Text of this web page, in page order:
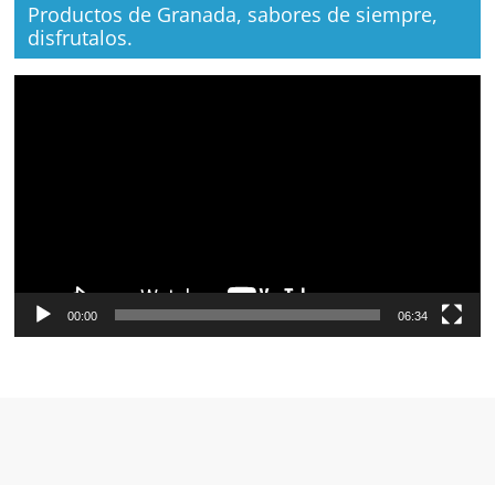
Productos de Granada, sabores de siempre,
disfrutalos.
00:00 06:34